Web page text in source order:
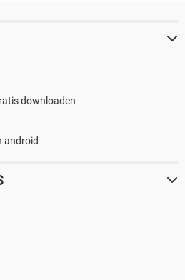
downloaden
android